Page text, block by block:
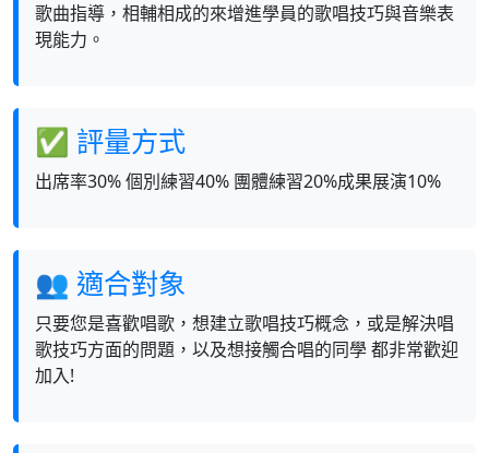
歌曲指導，相輔相成的來增進學員的歌唱技巧與音樂表
現能力。
✅ 評量方式
出席率30% 個別練習40% 團體練習20%成果展演10%
👥 適合對象
只要您是喜歡唱歌，想建立歌唱技巧概念，或是解決唱
歌技巧方面的問題，以及想接觸合唱的同學 都非常歡迎
加入!